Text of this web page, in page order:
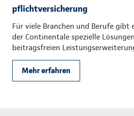
pflichtversicherung
Für viele Branchen und Berufe gibt
der Continentale spezielle
beitragsfreien
Mehr erfahren